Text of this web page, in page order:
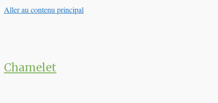
Aller au contenu principal
Chamelet